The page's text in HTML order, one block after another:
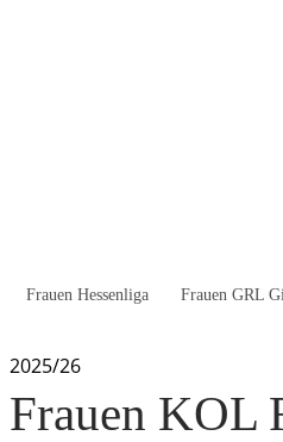
Frauen Hessenliga Frauen GRL
2025/26
Frauen KOL